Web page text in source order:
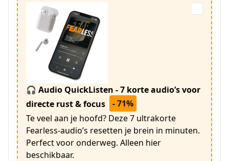
🎧 Audio QuickListen - 7 korte audio’s voor
directe rust & focus
- 71%
Te veel aan je hoofd? Deze 7 ultrakorte
Fearless-audio’s resetten je brein in minuten.
Perfect voor onderweg. Alleen hier
beschikbaar.